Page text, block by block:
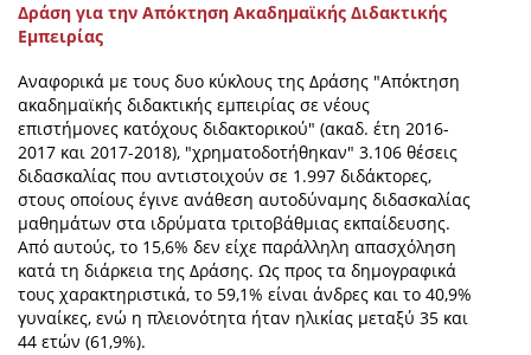
Δράση για την Απόκτηση Ακαδημαϊκής Διδακτικής
Εμπειρίας
Αναφορικά με τους δυο κύκλους της Δράσης "Απόκτηση
ακαδημαϊκής διδακτικής εμπειρίας σε νέους
επιστήμονες κατόχους διδακτορικού" (ακαδ. έτη 2016-
2017 και 2017-2018), "χρηματοδοτήθηκαν" 3.106 θέσεις
διδασκαλίας που αντιστοιχούν σε 1.997 διδάκτορες,
στους οποίους έγινε ανάθεση αυτοδύναμης διδασκαλίας
μαθημάτων στα ιδρύματα τριτοβάθμιας εκπαίδευσης.
Από αυτούς, το 15,6% δεν είχε παράλληλη απασχόληση
κατά τη διάρκεια της Δράσης. Ως προς τα δημογραφικά
τους χαρακτηριστικά, το 59,1% είναι άνδρες και το 40,9%
γυναίκες, ενώ η πλειονότητα ήταν ηλικίας μεταξύ 35 και
44 ετών (61,9%).